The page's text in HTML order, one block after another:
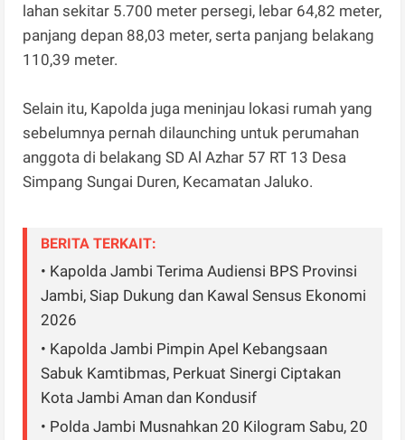
lahan sekitar 5.700 meter persegi, lebar 64,82 meter,
panjang depan 88,03 meter, serta panjang belakang
110,39 meter.
Selain itu, Kapolda juga meninjau lokasi rumah yang
sebelumnya pernah dilaunching untuk perumahan
anggota di belakang SD Al Azhar 57 RT 13 Desa
Simpang Sungai Duren, Kecamatan Jaluko.
BERITA TERKAIT:
• Kapolda Jambi Terima Audiensi BPS Provinsi
Jambi, Siap Dukung dan Kawal Sensus Ekonomi
2026
• Kapolda Jambi Pimpin Apel Kebangsaan
Sabuk Kamtibmas, Perkuat Sinergi Ciptakan
Kota Jambi Aman dan Kondusif
• Polda Jambi Musnahkan 20 Kilogram Sabu, 20